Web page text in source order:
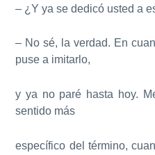
– ¿Y ya se dedicó usted a
– No sé, la verdad. En
puse a imitarlo,
y ya no paré hasta hoy.
sentido más
específico del término,